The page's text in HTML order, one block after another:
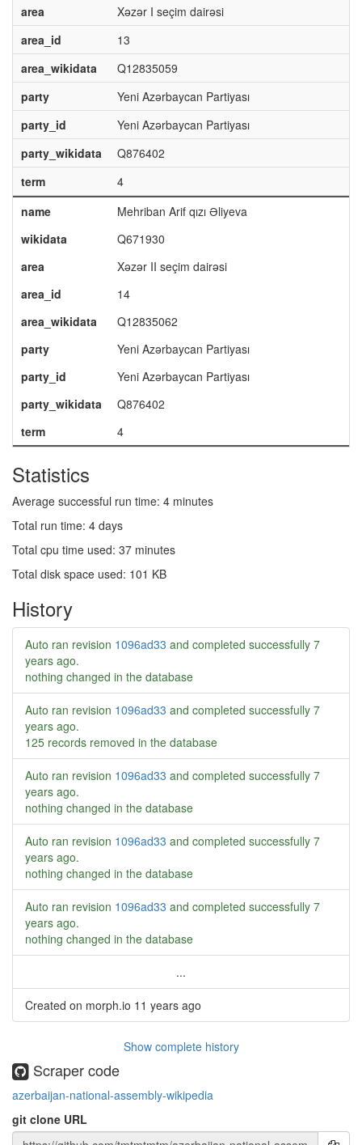
area
Xəzər I seçim dairəsi
area_id
13
area_wikidata
Q12835059
party
Yeni Azərbaycan Partiyası
party_id
Yeni Azərbaycan Partiyası
party_wikidata
Q876402
term
4
name
Mehriban Arif qızı Əliyeva
wikidata
Q671930
area
Xəzər II seçim dairəsi
area_id
14
area_wikidata
Q12835062
party
Yeni Azərbaycan Partiyası
party_id
Yeni Azərbaycan Partiyası
party_wikidata
Q876402
term
4
Statistics
Average successful run time: 4 minutes
Total run time: 4 days
Total cpu time used: 37 minutes
Total disk space used: 101 KB
History
Auto ran revision 1096ad33 and completed successfully 7
years ago.
nothing changed in the database
Auto ran revision 1096ad33 and completed successfully 7
years ago.
125 records removed in the database
Auto ran revision 1096ad33 and completed successfully 7
years ago.
nothing changed in the database
Auto ran revision 1096ad33 and completed successfully 7
years ago.
nothing changed in the database
Auto ran revision 1096ad33 and completed successfully 7
years ago.
nothing changed in the database
...
Created on morph.io 11 years ago
Show complete history
Scraper code
azerbaijan-national-assembly-wikipedia
git clone URL